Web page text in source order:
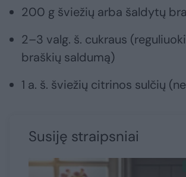
200 g šviežių arba šaldytų
2–3 valg. š. cukraus
braškių saldumą)
1 a. š. šviežių citrinos sulčių
Susiję straipsniai